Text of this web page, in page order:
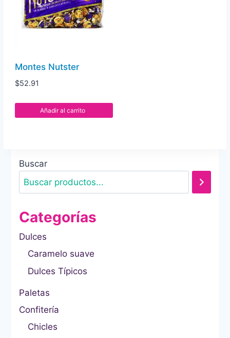
Montes Nutster
$52.91
Añadir al carrito
Buscar
Categorías
Dulces
Caramelo suave
Dulces Típicos
Paletas
Confitería
Chicles